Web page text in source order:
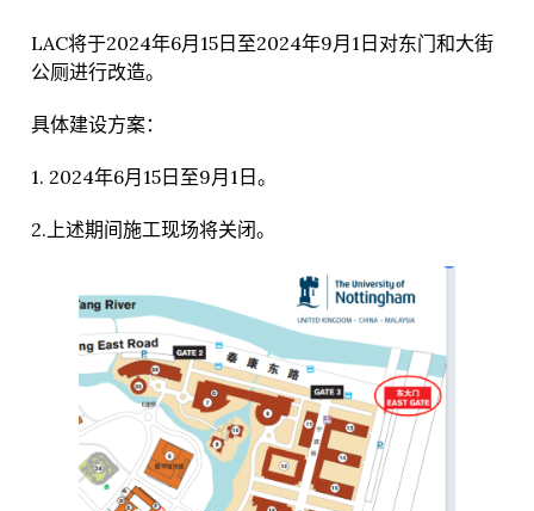
LAC将于2024年6月15日至2024年9月1日对东门和大街
公厕进行改造。
具体建设方案：
1. 2024年6月15日至9月1日。
2.上述期间施工现场将关闭。